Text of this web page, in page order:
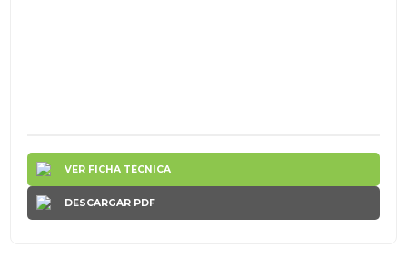
VER FICHA TÉCNICA
DESCARGAR PDF